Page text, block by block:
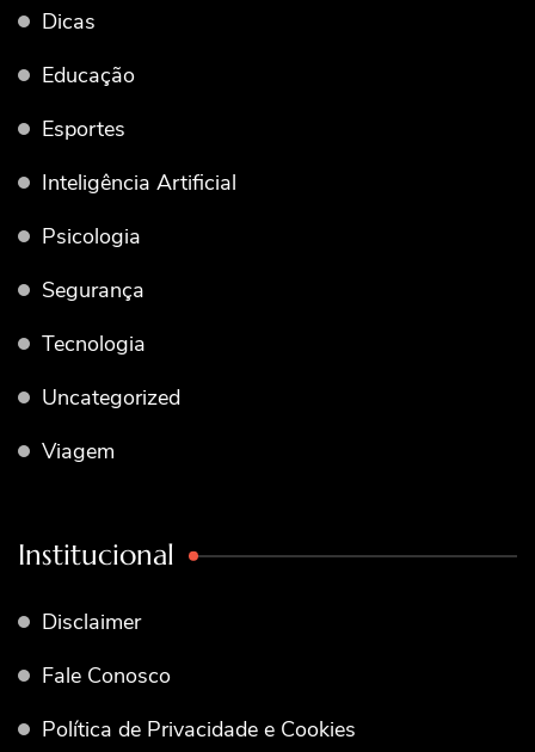
Dicas
Educação
Esportes
Inteligência Artificial
Psicologia
Segurança
Tecnologia
Uncategorized
Viagem
Institucional
Disclaimer
Fale Conosco
Política de Privacidade e Cookies